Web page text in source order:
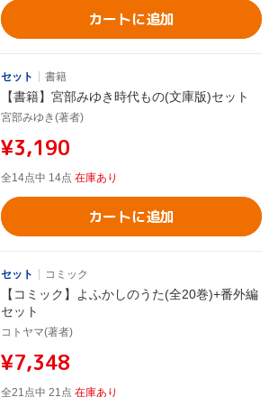
カートに追加
セット 書籍
【書籍】宮部みゆき時代もの(文庫版)セット
宮部みゆき(著者)
¥3,190
全14点中 14点 在庫あり
カートに追加
セット コミック
【コミック】よふかしのうた(全20巻)+番外編
セット
コトヤマ(著者)
¥7,348
全21点中 21点 在庫あり